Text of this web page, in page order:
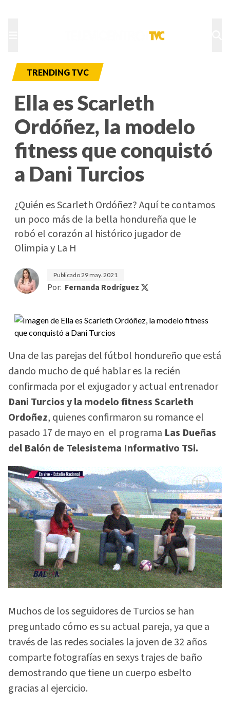
TRENDING TVC
Ella es Scarleth
Ordóñez, la modelo
fitness que conquistó
a Dani Turcios
¿Quién es Scarleth Ordóñez? Aquí te contamos
un poco más de la bella hondureña que le
robó el corazón al histórico jugador de
Olimpia y La H
Publicado29 may. 2021
Por: Fernanda Rodríguez
Una de las parejas del fútbol hondureño que está
dando mucho de qué hablar es la recién
confirmada por el exjugador y actual entrenador
Dani Turcios y la modelo fitness Scarleth
Ordoñez, quienes confirmaron su romance el
pasado 17 de mayo en el programa Las Dueñas
del Balón de Telesistema Informativo TSi.
Muchos de los seguidores de Turcios se han
preguntado cómo es su actual pareja, ya que a
través de las redes sociales la joven de 32 años
comparte fotografías en sexys trajes de baño
demostrando que tiene un cuerpo esbelto
gracias al ejercicio.